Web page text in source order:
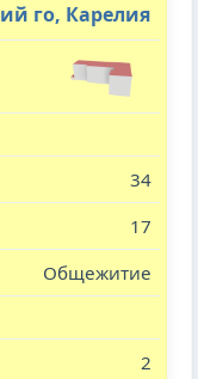
го, Карелия
34
17
Общежитие
2